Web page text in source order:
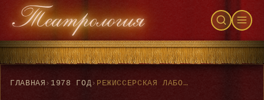
ГЛАВНАЯ › 1978 ГОД› РЕЖИССЕРСКАЯ ЛАБОРАТОРИЯ В.Н.ПЛУЧЕКА Ч.1Я (7.12.78Г ТТР САТИРЫ)